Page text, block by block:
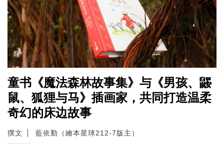
童书《魔法森林故事集》与《男孩、鼹
鼠、狐狸与马》插画家，共同打造温柔
奇幻的床边故事
撰文 藍依勤（繪本星球212-7版主）